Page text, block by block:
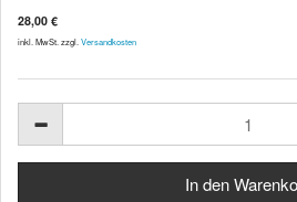
28,00 €
inkl. MwSt. zzgl. Versandkosten